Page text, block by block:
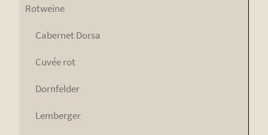
Rot­wei­ne
Caber­net Dorsa
Cuvée rot
Dorn­fel­der
Lem­ber­ger